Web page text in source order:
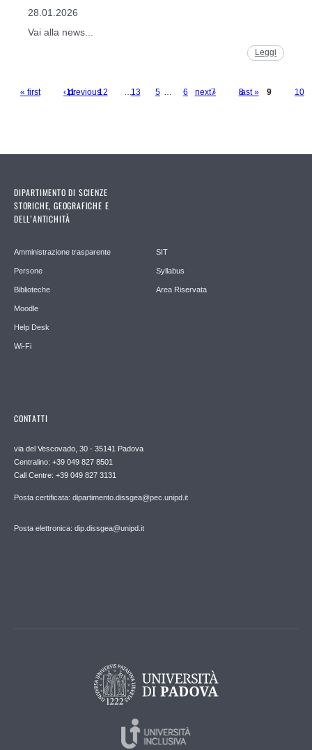
28.01.2026
Vai alla news...
Leggi
« first ‹ previous … 5 6 7 8 9 10
11 12 13 … next › last »
DIPARTIMENTO DI SCIENZE
STORICHE, GEOGRAFICHE E
DELL’ANTICHITÀ
Amministrazione trasparente
Persone
Biblioteche
Moodle
Help Desk
Wi-Fi
SIT
Syllabus
Area Riservata
CONTATTI
via del Vescovado, 30 - 35141 Padova
Centralino: +39 049 827 8501
Call Centre: +39 049 827 3131
Posta certificata: dipartimento.dissgea@pec.unipd.it
Posta elettronica: dip.dissgea@unipd.it